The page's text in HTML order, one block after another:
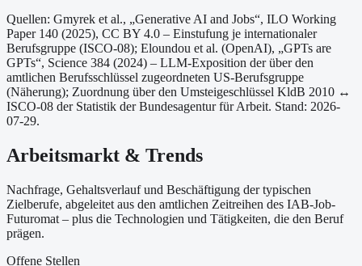
Quellen: Gmyrek et al., „Generative AI and Jobs“, ILO Working
Paper 140 (2025), CC BY 4.0 – Einstufung je internationaler
Berufsgruppe (ISCO-08); Eloundou et al. (OpenAI), „GPTs are
GPTs“, Science 384 (2024) – LLM-Exposition der über den
amtlichen Berufsschlüssel zugeordneten US-Berufsgruppe
(Näherung); Zuordnung über den Umsteigeschlüssel KldB 2010 ↔
ISCO-08 der Statistik der Bundesagentur für Arbeit. Stand: 2026-
07-29.
Arbeitsmarkt & Trends
Nachfrage, Gehaltsverlauf und Beschäftigung der typischen
Zielberufe, abgeleitet aus den amtlichen Zeitreihen des IAB-Job-
Futuromat – plus die Technologien und Tätigkeiten, die den Beruf
prägen.
Offene Stellen